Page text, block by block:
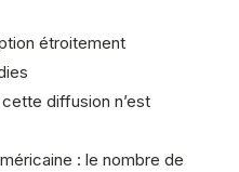
étroitement
diffusion n’est
: le nombre de